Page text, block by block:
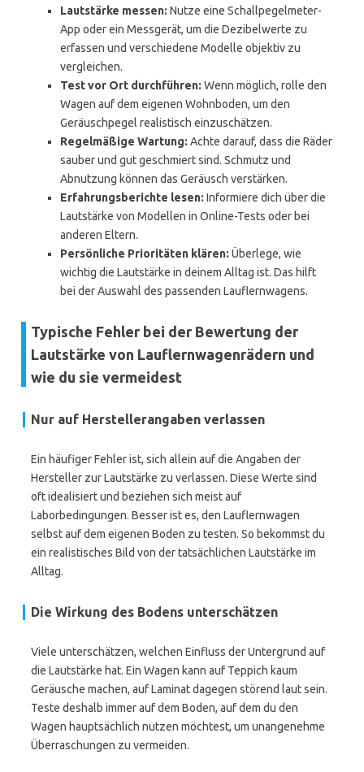
Lautstärke messen: Nutze eine Schallpegelmeter-
App oder ein Messgerät, um die Dezibelwerte zu
erfassen und verschiedene Modelle objektiv zu
vergleichen.
Test vor Ort durchführen: Wenn möglich, rolle den
Wagen auf dem eigenen Wohnboden, um den
Geräuschpegel realistisch einzuschätzen.
Regelmäßige Wartung: Achte darauf, dass die Räder
sauber und gut geschmiert sind. Schmutz und
Abnutzung können das Geräusch verstärken.
Erfahrungsberichte lesen: Informiere dich über die
Lautstärke von Modellen in Online-Tests oder bei
anderen Eltern.
Persönliche Prioritäten klären: Überlege, wie
wichtig die Lautstärke in deinem Alltag ist. Das hilft
bei der Auswahl des passenden Lauflernwagens.
Typische Fehler bei der Bewertung der
Lautstärke von Lauflernwagenrädern und
wie du sie vermeidest
Nur auf Herstellerangaben verlassen
Ein häufiger Fehler ist, sich allein auf die Angaben der
Hersteller zur Lautstärke zu verlassen. Diese Werte sind
oft idealisiert und beziehen sich meist auf
Laborbedingungen. Besser ist es, den Lauflernwagen
selbst auf dem eigenen Boden zu testen. So bekommst du
ein realistisches Bild von der tatsächlichen Lautstärke im
Alltag.
Die Wirkung des Bodens unterschätzen
Viele unterschätzen, welchen Einfluss der Untergrund auf
die Lautstärke hat. Ein Wagen kann auf Teppich kaum
Geräusche machen, auf Laminat dagegen störend laut sein.
Teste deshalb immer auf dem Boden, auf dem du den
Wagen hauptsächlich nutzen möchtest, um unangenehme
Überraschungen zu vermeiden.